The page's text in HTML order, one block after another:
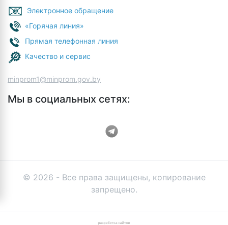
Электронное обращение
«Горячая линия»
Прямая телефонная линия
Качество и сервис
minprom1@minprom.gov.by
Мы в социальных сетях:
© 2026 - Все права защищены, копирование
запрещено.